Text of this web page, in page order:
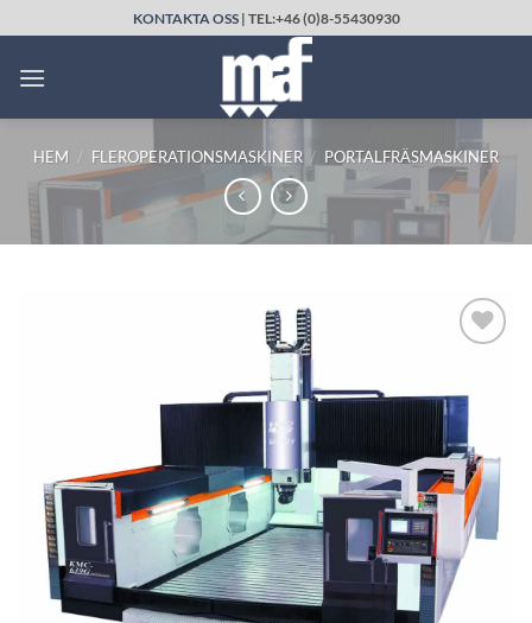
to
content
KONTAKTA OSS| TEL:+46 (0)8-55430930
HEM / FLEROPERATIONSMASKINER / PORTALFRÄSMASKINER
UTVALD
PRODUKT!